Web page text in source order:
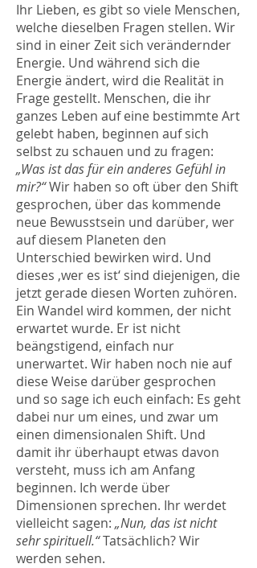
Ihr Lieben, es gibt so viele Menschen,
welche dieselben Fragen stellen. Wir
sind in einer Zeit sich verändernder
Energie. Und während sich die
Energie ändert, wird die Realität in
Frage gestellt. Menschen, die ihr
ganzes Leben auf eine bestimmte Art
gelebt haben, beginnen auf sich
selbst zu schauen und zu fragen:
„Was ist das für ein anderes Gefühl in
mir?“Wir haben so oft über den Shift
gesprochen, über das kommende
neue Bewusstsein und darüber, wer
auf diesem Planeten den
Unterschied bewirken wird. Und
dieses ‚wer es ist‘ sind diejenigen, die
jetzt gerade diesen Worten zuhören.
Ein Wandel wird kommen, der nicht
erwartet wurde. Er ist nicht
beängstigend, einfach nur
unerwartet. Wir haben noch nie auf
diese Weise darüber gesprochen
und so sage ich euch einfach: Es geht
dabei nur um eines, und zwar um
einen dimensionalen Shift. Und
damit ihr überhaupt etwas davon
versteht, muss ich am Anfang
beginnen. Ich werde über
Dimensionen sprechen. Ihr werdet
vielleicht sagen: „Nun, das ist nicht
sehr spirituell.“Tatsächlich? Wir
werden sehen.